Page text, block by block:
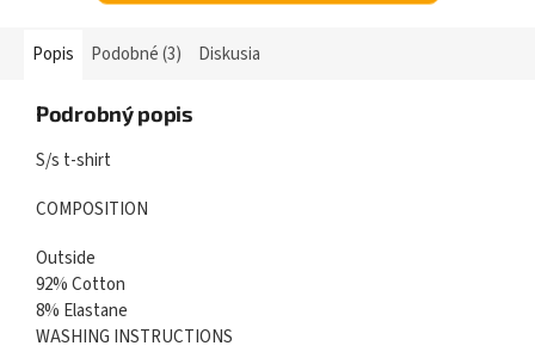
Popis Podobné (3) Diskusia
Podrobný popis
S/s t-shirt
COMPOSITION
Outside
92% Cotton
8% Elastane
WASHING INSTRUCTIONS